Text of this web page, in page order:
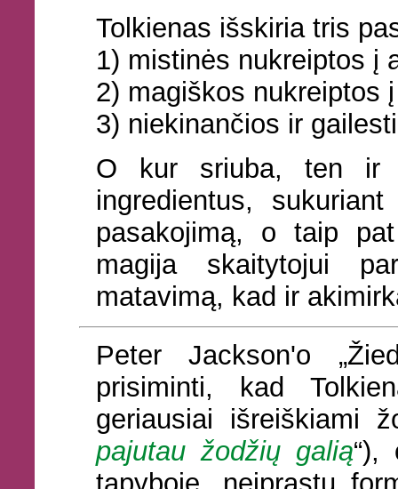
Tolkienas išskiria tris
1) mistinės nukreiptos į
2) magiškos nukreiptos
3) niekinančios ir
O kur sriuba, ten ir
ingredientus,
pasakojimą, o taip
magija skaitytojui
matavimą, kad ir
Peter Jackson'o
prisiminti, kad
geriausiai išreiškiami
pajutau žodžių galią“),